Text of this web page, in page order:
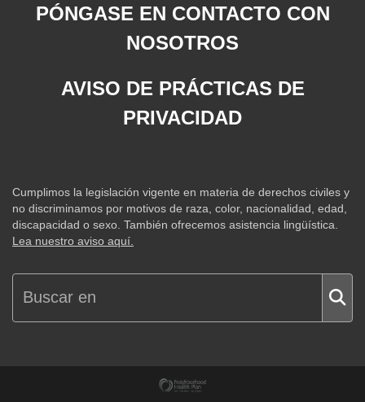
PÓNGASE EN CONTACTO CON
NOSOTROS
AVISO DE PRÁCTICAS DE
PRIVACIDAD
Cumplimos la legislación vigente en materia de derechos civiles y
no discriminamos por motivos de raza, color, nacionalidad, edad,
discapacidad o sexo. También ofrecemos asistencia lingüística.
Lea nuestro aviso aquí.